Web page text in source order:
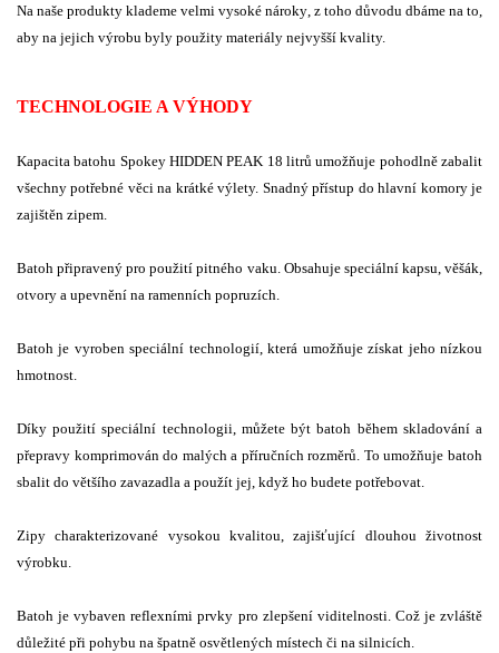
Na naše produkty klademe velmi vysoké nároky, z toho důvodu dbáme na to,
aby na jejich výrobu byly použity materiály nejvyšší kvality.
TECHNOLOGIE A VÝHODY
Kapacita batohu Spokey HIDDEN PEAK 18 litrů umožňuje pohodlně zabalit
všechny potřebné věci na krátké výlety. Snadný přístup do hlavní komory je
zajištěn zipem.
Batoh připravený pro použití pitného vaku. Obsahuje speciální kapsu, věšák,
otvory a upevnění na ramenních popruzích.
Batoh je vyroben speciální technologií, která umožňuje získat jeho nízkou
hmotnost.
Díky použití speciální technologii, můžete být batoh během skladování a
přepravy komprimován do malých a příručních rozměrů. To umožňuje batoh
sbalit do většího zavazadla a použít jej, když ho budete potřebovat.
Zipy charakterizované vysokou kvalitou, zajišťující dlouhou životnost
výrobku.
Batoh je vybaven reflexními prvky pro zlepšení viditelnosti. Což je zvláště
důležité při pohybu na špatně osvětlených místech či na silnicích.